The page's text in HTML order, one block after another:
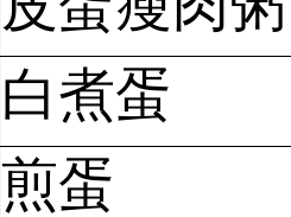
白煮蛋
煎蛋